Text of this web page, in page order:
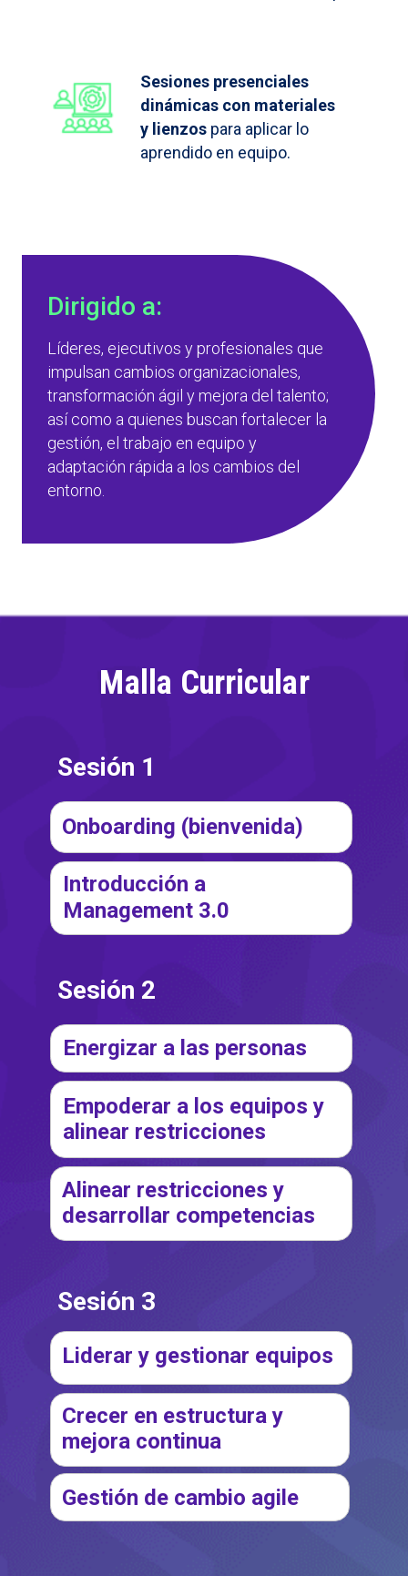
Malla Curricular
Sesión 1
Onboarding (bienvenida)
Introducción a
Management 3.0
Sesión 2
Energizar a las personas
Empoderar a los equipos y
alinear restricciones
Alinear restricciones y
desarrollar competencias
Sesión 3
Liderar y gestionar equipos
Crecer en estructura y
mejora continua
Gestión de cambio agile
Sesiones presenciales
dinámicas con materiales
y lienzos para aplicar lo
aprendido en equipo.
Dirigido a:
Líderes, ejecutivos y profesionales que
impulsan cambios organizacionales,
transformación ágil y mejora del talento;
así como a quienes buscan fortalecer la
gestión, el trabajo en equipo y
adaptación rápida a los cambios del
entorno.